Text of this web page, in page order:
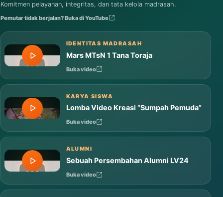
Komitmen pelayanan, integritas, dan tata kelola madrasah.
Pemutar tidak berjalan? Buka di YouTube
IDENTITAS MADRASAH
Mars MTsN 1 Tana Toraja
Buka video
KARYA SISWA
Lomba Video Kreasi “Sumpah Pemuda”
Buka video
ALUMNI
Sebuah Persembahan Alumni LV24
Buka video